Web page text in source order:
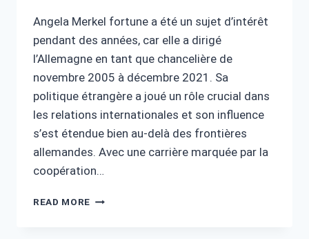
Angela Merkel fortune a été un sujet d’intérêt
pendant des années, car elle a dirigé
l’Allemagne en tant que chancelière de
novembre 2005 à décembre 2021. Sa
politique étrangère a joué un rôle crucial dans
les relations internationales et son influence
s’est étendue bien au-delà des frontières
allemandes. Avec une carrière marquée par la
coopération…
READ MORE ANGELA